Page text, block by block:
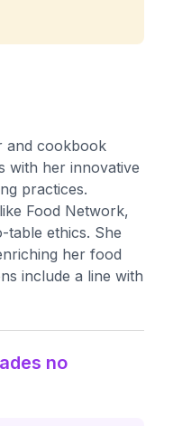
and cookbook
with her innovative
practices.
Food Network,
ethics. She
her food
include a line with
no